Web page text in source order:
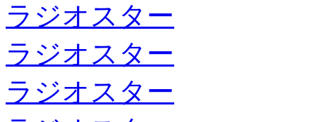
ラジオスター
ラジオスター
ラジオスター